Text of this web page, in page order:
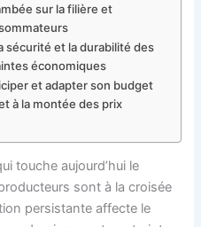
sur la filière et
sécurité et la durabilité des
économiques
et adapter son budget
à la montée des prix
touche aujourd’hui le
sont à la croisée
persistante affecte le